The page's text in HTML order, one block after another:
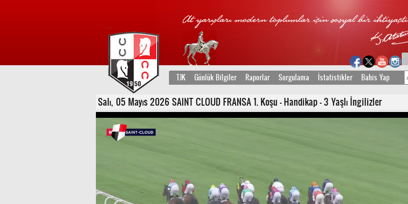
TJK Günlük Bilgiler Raporlar Sorgulama İstatistikler Bahis Yap
Salı, 05 Mayıs 2026 SAINT CLOUD FRANSA 1. Koşu - Handikap - 3 Yaşlı İngilizler